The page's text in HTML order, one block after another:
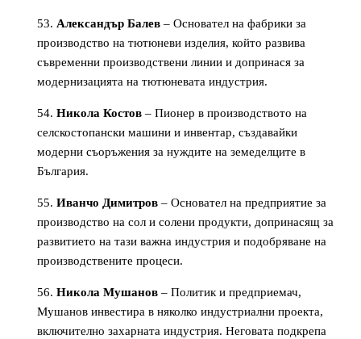
Александър Балев – Основател на фабрики за
производство на тютюневи изделия, който развива
съвременни производствени линии и допринася за
модернизацията на тютюневата индустрия.
Никола Костов – Пионер в производството на
селскостопански машини и инвентар, създавайки
модерни съоръжения за нуждите на земеделците в
България.
Иванчо Димитров – Основател на предприятие за
производство на сол и солени продукти, допринасящ за
развитието на тази важна индустрия и подобряване на
производствените процеси.
Никола Мушанов – Политик и предприемач,
Мушанов инвестира в няколко индустриални проекта,
включително захарната индустрия. Неговата подкрепа